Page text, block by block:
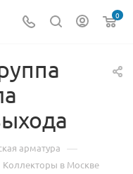
0
арматура —
Коллекторы в Москве